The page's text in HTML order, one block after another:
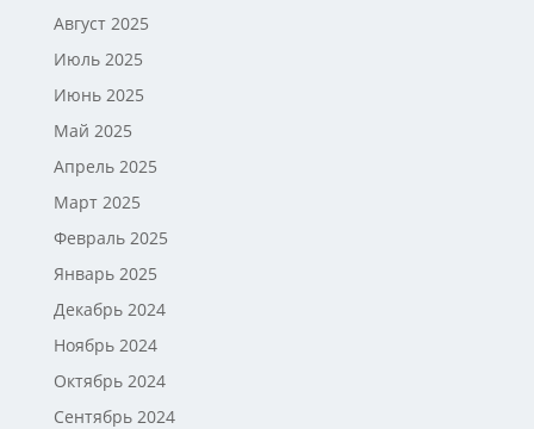
Август 2025
Июль 2025
Июнь 2025
Май 2025
Апрель 2025
Март 2025
Февраль 2025
Январь 2025
Декабрь 2024
Ноябрь 2024
Октябрь 2024
Сентябрь 2024